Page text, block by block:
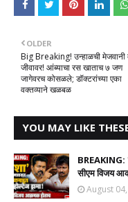
OLDER
Big Breaking! उन्हाळची मेजवानी
जीवावर! आंब्याचा रस खाताच ७ जण
जागेवरच कोसळले; डॉक्टरांच्या एका
वक्तव्याने खळबळ
YOU MAY LIKE
BREAKING:
सीएम विजय
August